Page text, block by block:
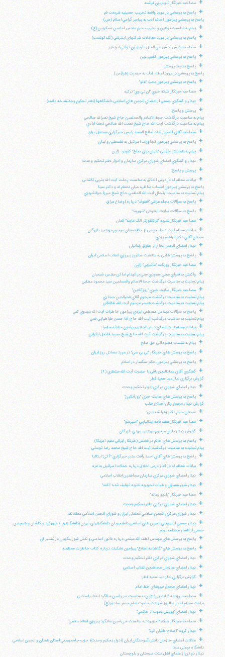
+ مصاحبه خبرنگار تلويزيون فرانسه
+
پاسخ به پرسشي در مورد واقعه تخريب حسينيه شريعت قم
پاسخ به پرسشي پيرامون اسائه ادب به پيامبر گرامي اسلام (ص)
+ پيام به مناسبت توهين و تخريب حرم مقدس امامين عسكريين (ع)
+ پاسخ به پرسشي در مورد معاملات شركتهاي اينترنتي (گلدكوئست)
+ مصاحبه رئيس بخش بين الملل تلويزيون دولتي اتريش
+ پاسخ به پرسشي پيرامون تغيير دين
+
پاسخ به چند پرسش
پاسخ به پرسشي در مورد اعطاء فدك به حضرت زهرا(س)
+ پاسخ به پرسشي پيرامون بحث "غلو"
+ مصاحبه خبرنگار شبكه خبري "ان تي وي" تركيه
+ ديدار و گفتگوي جمعي از اعضاي انجمن هاي اسلامي دانشگاهها (دفتر تحكيم وحدتشاخه علامه)
+
پرسش و پاسخ:
پيام به مناسبت درگذشت حجة الاسلام والمسلمين حاج شيخ نصرالله صالحي
پيام به مناسبت درگذشت آيت الله حاج شيخ نعمت الله صالحي نجف آبادي
+ مصاحبه آقاي فاضل رشاد صالح النعمة رئيس خبرگزاري مستقل عراق
+ پاسخ به پرسشي پيرامون تجاوزات اسرائيل به فلسطين و لبنان
+ پيام به همايش جهاني "اديان براي صلح" كيوتو - ژاپن
+ ديدار و گفتگوي اعضاي شوراي مركزي سازمان و ادوار دفتر تحكيم وحدت
+ پرسش و پاسخ:
+
بيانات معظم له در درس اخلاق به مناسبت رحلت آيت الله يثربي كاشاني
پاسخ به پرسشي پيرامون انتساب مناظره ميان معظم له و دكتر سينا
پيام تسليت به مناسبت ارتحال آيت الله العظمي حاج شيخ ميرزا جوادتبريزي
+ پاسخ به سؤالات مجله عراقي "قطوف" درباره اوضاع عراق
+ پاسخ به سؤالات سايت اينترنتي "شهروند"
+ مصاحبه خبرنگار نشريه "فرانكفورتر آلگ ماينه" آلمان
+
بيانات معظم له در ديدار جمعي از علاقه مندان مرحوم مهندس بازرگان
سخنان آقاي دكتر ابراهيم يزدي:
+ ديدار اعضاي انجمن دفاع از حقوق زندانيان
+ پاسخ به پرسش هايي به مناسبت سالروز پيروزي انقلاب اسلامي ايران
+ مصاحبه خبرنگار روزنامه "مانيچي" ژاپن
+
واكنش به فتواي مفتي سعودي مبني بر انهدام اماكن مقدس شيعيان
پيام تسليت به مناسبت درگذشت حجة الاسلام والمسلمين سيد محمود مطلبي
+
مصاحبه خبرنگار سايت خبري "روزآنلاين"
پيام تسليت به مناسبت درگذشت مرحوم آقاي فخرالدين حجازي
پيام تسليت به مناسبت درگذشت همسر مرحوم آيت الله طالقاني
+
پاسخ به سؤالات مهندس مصطفي ايزدي پيرامون خاطرات آيت الله مهدوي كني
پيام تسليت به مناسبت درگذشت آيت الله حاج آقا حسن طباطبايي قمي
+
بيانات معظم له در ابتداي درس اخلاق پيرامون حادثه سامرا
پيام تسليت به مناسبت درگذشت آيت الله حاج شيخ محمد فاضل لنكراني
+ پيام به نشست مطبوعاتي حق صلح
+ پاسخ به پرسش هاي خبرنگار "بي بي سي" در مورد مسائل روز ايران
+ پاسخ به پرسشي پيرامون حكم سنگسار در اسلام
+
گفتگوي آقاي عمادالدين باقي با حضرت آيت الله منتظري (1)
گزارش برگزاري نماز عيد سعيد فطر
+ ديدار اعضاي شوراي مركزي ادوار تحكيم وحدت
+
پاسخ به پرسش هاي سايت خبري "روزآنلاين"
گزارش ديدار مجمع زنان اصلاح طلب
+ سخنان خانم دكتر زهرا شجاعي:
+ مصاحبه خبرنگار هفته نامه ايتاليايي "اسپرسو"
+ گزارش ديدار ياران مرحوم مهندس مهدي بازرگان
+
پاسخ به پرسش هاي خانم درخشش (خبرنگار ايراني مقيم آمريكا)
پيام تسليت به مناسبت درگذشت آيت الله حاج شيخ محمد رضا توسلي
+ پاسخ به پرسش هاي آقاي احمد رأفت مدير خبرگزاري "آكي" ايتاليا
+ بيانات معظم له در آغاز درس اخلاق درباره حملات اسرائيل به غزه
+ ديدار اعضاي شوراي مركزي سازمان مجاهدين انقلاب اسلامي
+ ديدار مدير مسئول و هيأت تحريريه نشريه توقيف شده "نامه"
+ مصاحبه خبرنگار "راديو زمانه"
+ ديدار اعضاي شوراي مركزي دفتر تحكيم وحدت
+ ديدار شوراي مركزي انجمن اسلامي معلمان ايران و شوراي انجمن اسلامي معلمانقم
+
ديدار جمعي از اعضاي انجمن هاي اسلامي دانشجويان دانشگاههاي تهران (دانشگاههنر)، شهركرد و كاشان و همچنين
جمعي از اقشار مختلف مردم
+ پاسخ به پرسش هاي مهندس لطف الله ميثمي درباره قانون اساسي و نقش شوراينگهبان در تفسير آن
+ پاسخ به پرسش هاي "گاهنامه اطلاع" پيرامون تشكيك درباره كتاب خاطرات معظمله
+ ديدار اعضاي شوراي مركزي دفتر تحكيم وحدت
+ ديدار اعضاي سازمان مجاهدين انقلاب اسلامي
+ گزارش برگزاري نماز عيد سعيد فطر
+ ديدار اعضاي مجمع نيروهاي خط امام
+
مصاحبه روزنامه "ماينيچي" ژاپن به مناسبت سي امين سالگرد انقلاب اسلامي
بيانات معظم له در سالروز شهادت حضرت امام جعفر صادق (ع)
+ ديدار اعضاي "پويش دعوت از خاتمي"
+ مصاحبه خبرنگار شبكه "الجزيره" به مناسبت سي امين سالگرد پيروزي انقلاباسلامي
+ ديدار گروه "اصلاح طلبان كرد"
+
ملاقات اعضاي سازمان دانش آموختگان ايران (ادوار تحكيم وحدت)، حزب جامعهمدني استان همدان و انجمن اسلامي
دانشگاه بوعلي سينا
ديدار دو تن از علماي اهل سنت سيستان و بلوچستان